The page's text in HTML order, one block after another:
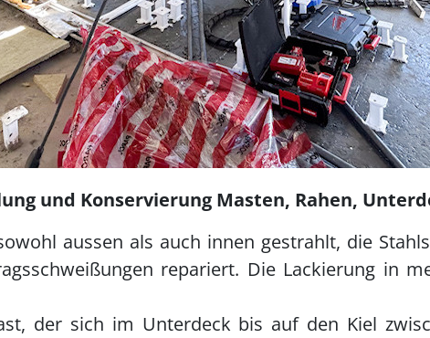
und Konservierung Masten, Rahen,
aussen als auch innen gestrahlt, die
repariert. Die Lackierung in
der sich im Unterdeck bis auf den Kiel